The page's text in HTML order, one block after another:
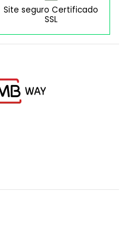
Site seguro Certificado
SSL